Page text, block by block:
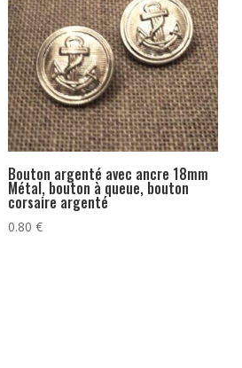
Bouton argenté avec ancre 18mm
Métal, bouton à queue, bouton
corsaire argenté
0.80€